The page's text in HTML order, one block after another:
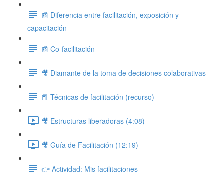
📰 Diferencia entre facilitación, exposición y
capacitación
📰 Co-facilitación
🎥 Diamante de la toma de decisiones colaborativas
📕 Técnicas de facilitación (recurso)
🎥 Estructuras liberadoras (4:08)
🎥 Guía de Facilitación (12:19)
👉 Actividad: Mis facilitaciones